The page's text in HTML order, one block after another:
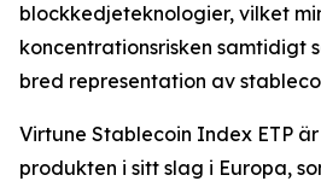
blockkedjeteknologier, vilket
koncentrationsrisken samtidigt
bred representation av
Virtune Stablecoin Index ETP
produkten i sitt slag i Europa,